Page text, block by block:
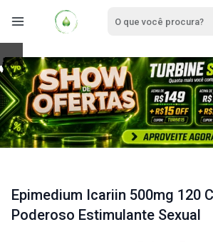
Epimedium Icariin 500mg 120
Poderoso Estimulante Sexual